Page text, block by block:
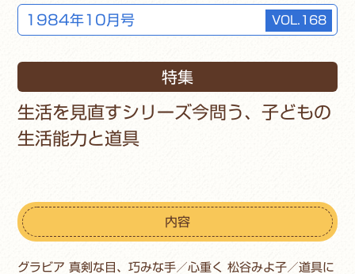
1984年10月号 VOL.168
特集
生活を見直すシリーズ今問う、子どもの
生活能力と道具
内容
グラビア 真剣な目、巧みな手／心重く 松谷みよ子／道具に